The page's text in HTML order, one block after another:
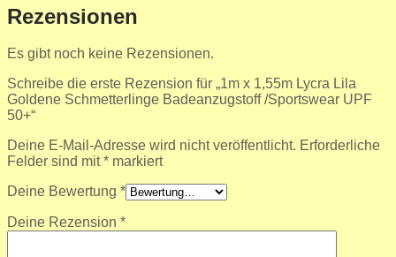
Rezensionen
Es gibt noch keine Rezensionen.
Schreibe die erste Rezension für „1m x 1,55m Lycra Lila
Goldene Schmetterlinge Badeanzugstoff /Sportswear UPF
50+“
Deine E-Mail-Adresse wird nicht veröffentlicht. Erforderliche
Felder sind mit* markiert
Deine Bewertung *
Deine Rezension *